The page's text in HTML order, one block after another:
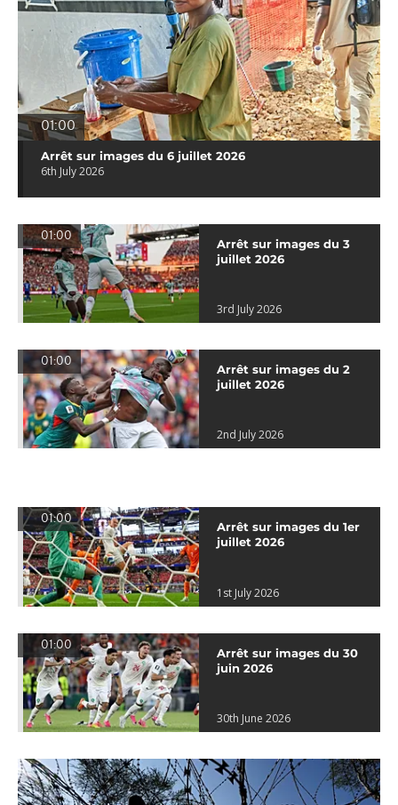
01:00
Arrêt sur images du 6 juillet 2026
6th July 2026
01:00
Arrêt sur images du 3
juillet 2026
3rd July 2026
01:00
Arrêt sur images du 2
juillet 2026
2nd July 2026
01:00
Arrêt sur images du 1er
juillet 2026
1st July 2026
01:00
Arrêt sur images du 30
juin 2026
30th June 2026